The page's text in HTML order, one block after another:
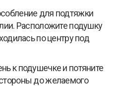
для подтяжки
Расположите подушку
по центру под
к подушечке и потяните
до желаемого